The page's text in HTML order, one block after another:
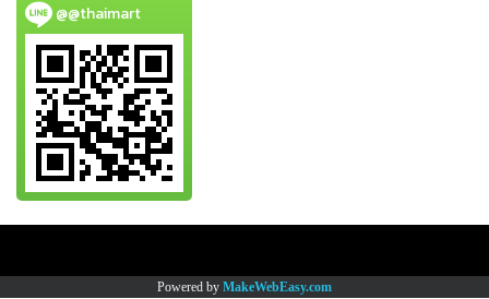
@@thaimart
Powered by MakeWebEasy.com